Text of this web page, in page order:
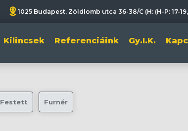
1025 Budapest, Zöldlomb utca 36-38/C (H: (H-P: 17-
Kilincsek Referenciáink Gy.I.K.
Festett Furnér